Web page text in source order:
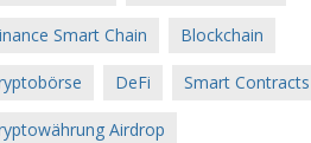
Smart Chain Blockchain
DeFi Smart Contracts
Airdrop